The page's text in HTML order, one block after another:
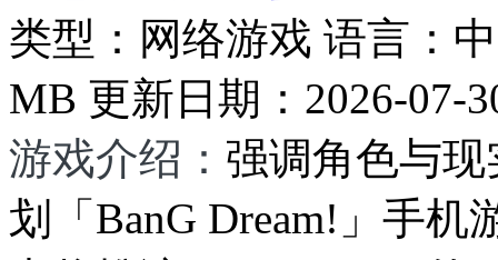
类型： 网络游戏 语言：
MB 更新日期： 2026-07-
游戏介绍： 强调角色与
划「BanG Dream!」手